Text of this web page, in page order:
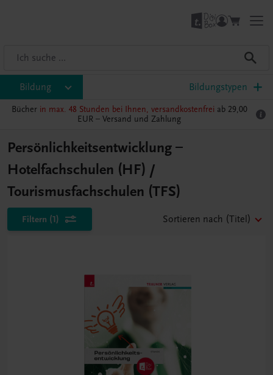
Bildung Bildungstypen
Bücher in max. 48 Stunden bei Ihnen, versandkostenfrei ab 29,00
EUR – Versand und Zahlung
Persönlichkeitsentwicklung –
Hotelfachschulen (HF) /
Tourismusfachschulen (TFS)
Filtern (1) Sortieren nach (Titel)